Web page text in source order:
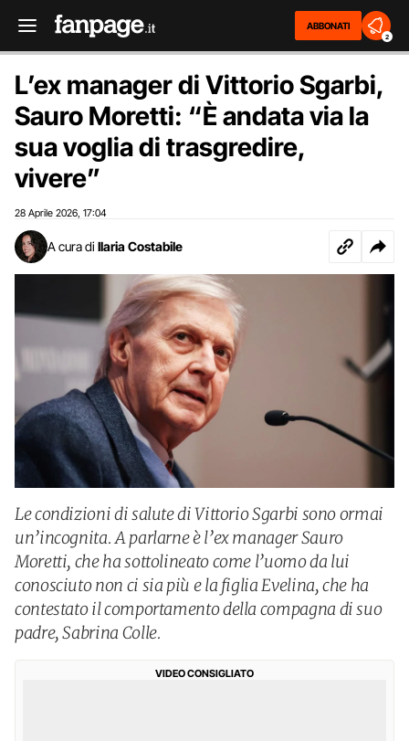
ABBONATI
2
L’ex manager di Vittorio Sgarbi,
Sauro Moretti: “È andata via la
sua voglia di trasgredire,
vivere”
28 Aprile 2026 17:04
A cura di Ilaria Costabile
Le condizioni di salute di Vittorio Sgarbi sono ormai
un’incognita. A parlarne è l’ex manager Sauro
Moretti, che ha sottolineato come l’uomo da lui
conosciuto non ci sia più e la figlia Evelina, che ha
contestato il comportamento della compagna di suo
padre, Sabrina Colle.
VIDEO CONSIGLIATO